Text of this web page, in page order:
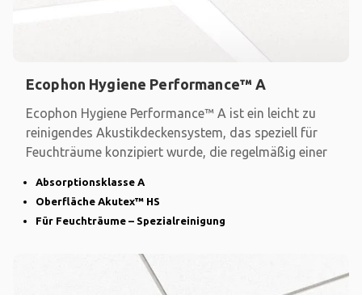
Ecophon Hygiene Performance™ A
Ecophon Hygiene Performance™ A ist ein leicht zu
reinigendes Akustikdeckensystem, das speziell für
Feuchträume konzipiert wurde, die regelmäßig einer
Absorptionsklasse A
Oberfläche Akutex™ HS
Für Feuchträume – Spezialreinigung